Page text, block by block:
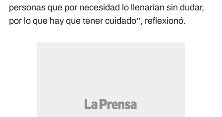
personas que por necesidad lo llenarían sin dudar,
por lo que hay que tener cuidado”, reflexionó.